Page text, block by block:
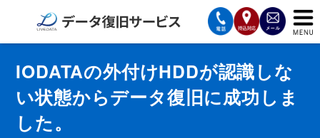
復旧費用と納期
サービスの流れ
IODATAの外付けHDDが認識しな
い状態からデータ復旧に成功しま
した。